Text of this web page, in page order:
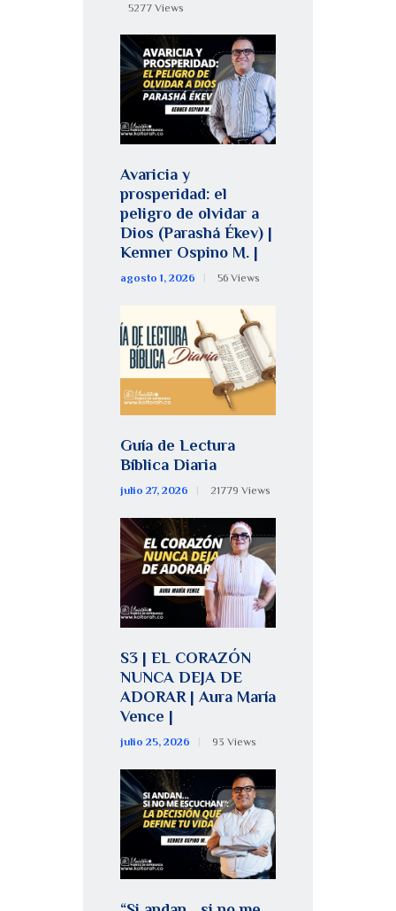
5277 Views
Avaricia y
prosperidad: el
peligro de olvidar a
Dios (Parashá Ékev) |
Kenner Ospino M. |
agosto 1, 2026 56 Views
Guía de Lectura
Bíblica Diaria
julio 27, 2026 21779 Views
S3 | EL CORAZÓN
NUNCA DEJA DE
ADORAR | Aura María
Vence |
julio 25, 2026 93 Views